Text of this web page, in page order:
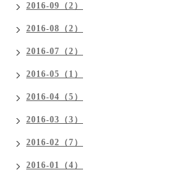
2016-09（2）
2016-08（2）
2016-07（2）
2016-05（1）
2016-04（5）
2016-03（3）
2016-02（7）
2016-01（4）